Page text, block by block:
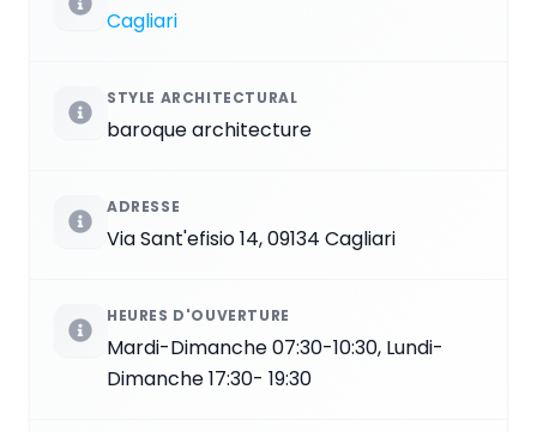
Cagliari
STYLE ARCHITECTURAL
baroque architecture
ADRESSE
Via Sant'efisio 14, 09134 Cagliari
HEURES D'OUVERTURE
Mardi-Dimanche 07:30-10:30, Lundi-
Dimanche 17:30- 19:30